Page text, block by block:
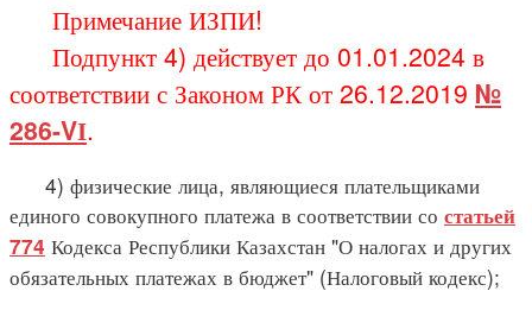
Примечание ИЗПИ!
Подпункт 4) действует до 01.01.2024 в
соответствии с Законом РК от 26.12.2019 №
286-VІ.
4) физические лица, являющиеся плательщиками
единого совокупного платежа в соответствии со статьей
774 Кодекса Республики Казахстан "О налогах и других
обязательных платежах в бюджет" (Налоговый кодекс);